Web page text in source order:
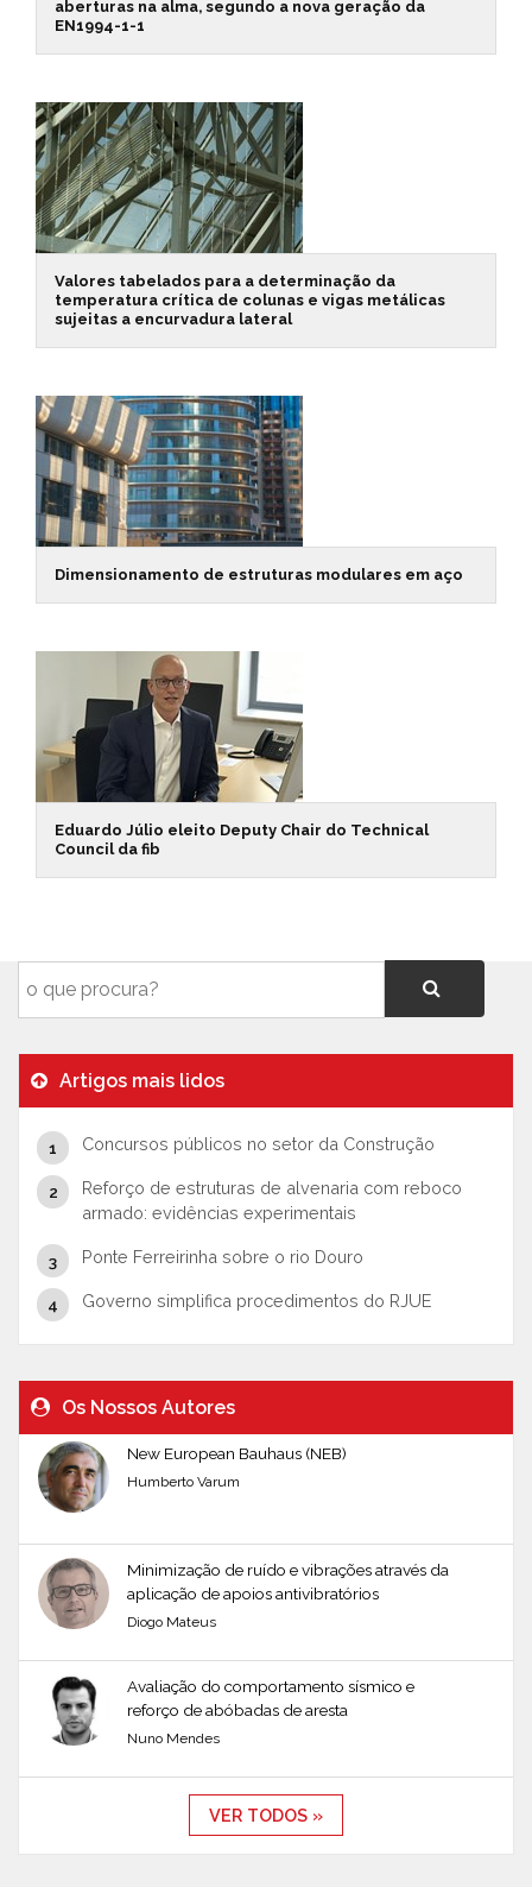
aberturas na alma, segundo a nova geração da
EN1994-1-1
Valores tabelados para a determinação da
temperatura crítica de colunas e vigas metálicas
sujeitas a encurvadura lateral
Dimensionamento de estruturas modulares em aço
Eduardo Júlio eleito Deputy Chair do Technical
Council da fib
Artigos mais lidos
Concursos públicos no setor da Construção
Reforço de estruturas de alvenaria com reboco
armado: evidências experimentais
Ponte Ferreirinha sobre o rio Douro
Governo simplifica procedimentos do RJUE
Os Nossos Autores
New European Bauhaus (NEB)
Humberto Varum
Minimização de ruído e vibrações através da
aplicação de apoios antivibratórios
Diogo Mateus
Avaliação do comportamento sísmico e
reforço de abóbadas de aresta
Nuno Mendes
VER TODOS »